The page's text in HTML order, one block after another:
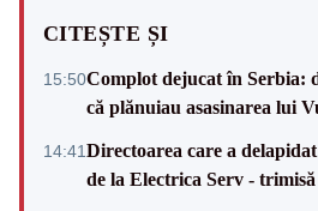
CITEȘTE ȘI
15:50Complot dejucat în Serbia:
că plănuiau asasinarea lui
14:41Directoarea care a
de la Electrica Serv -